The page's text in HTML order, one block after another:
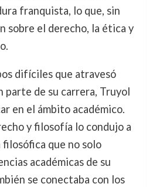
franquista, lo que, sin
sobre el derecho, la ética y
difíciles que atravesó
parte de su carrera, Truyol
en el ámbito académico.
y filosofía lo condujo a
que no solo
académicas de su
se conectaba con los